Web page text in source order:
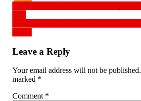
Post
navigation
পুলিশ
Leave a Reply
Your email address will not be published.
marked *
Comment *